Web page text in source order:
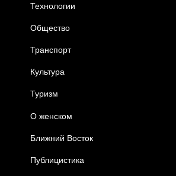
Технологии
Общество
Транспорт
Культура
Туризм
О женском
Ближний Восток
Публицистика